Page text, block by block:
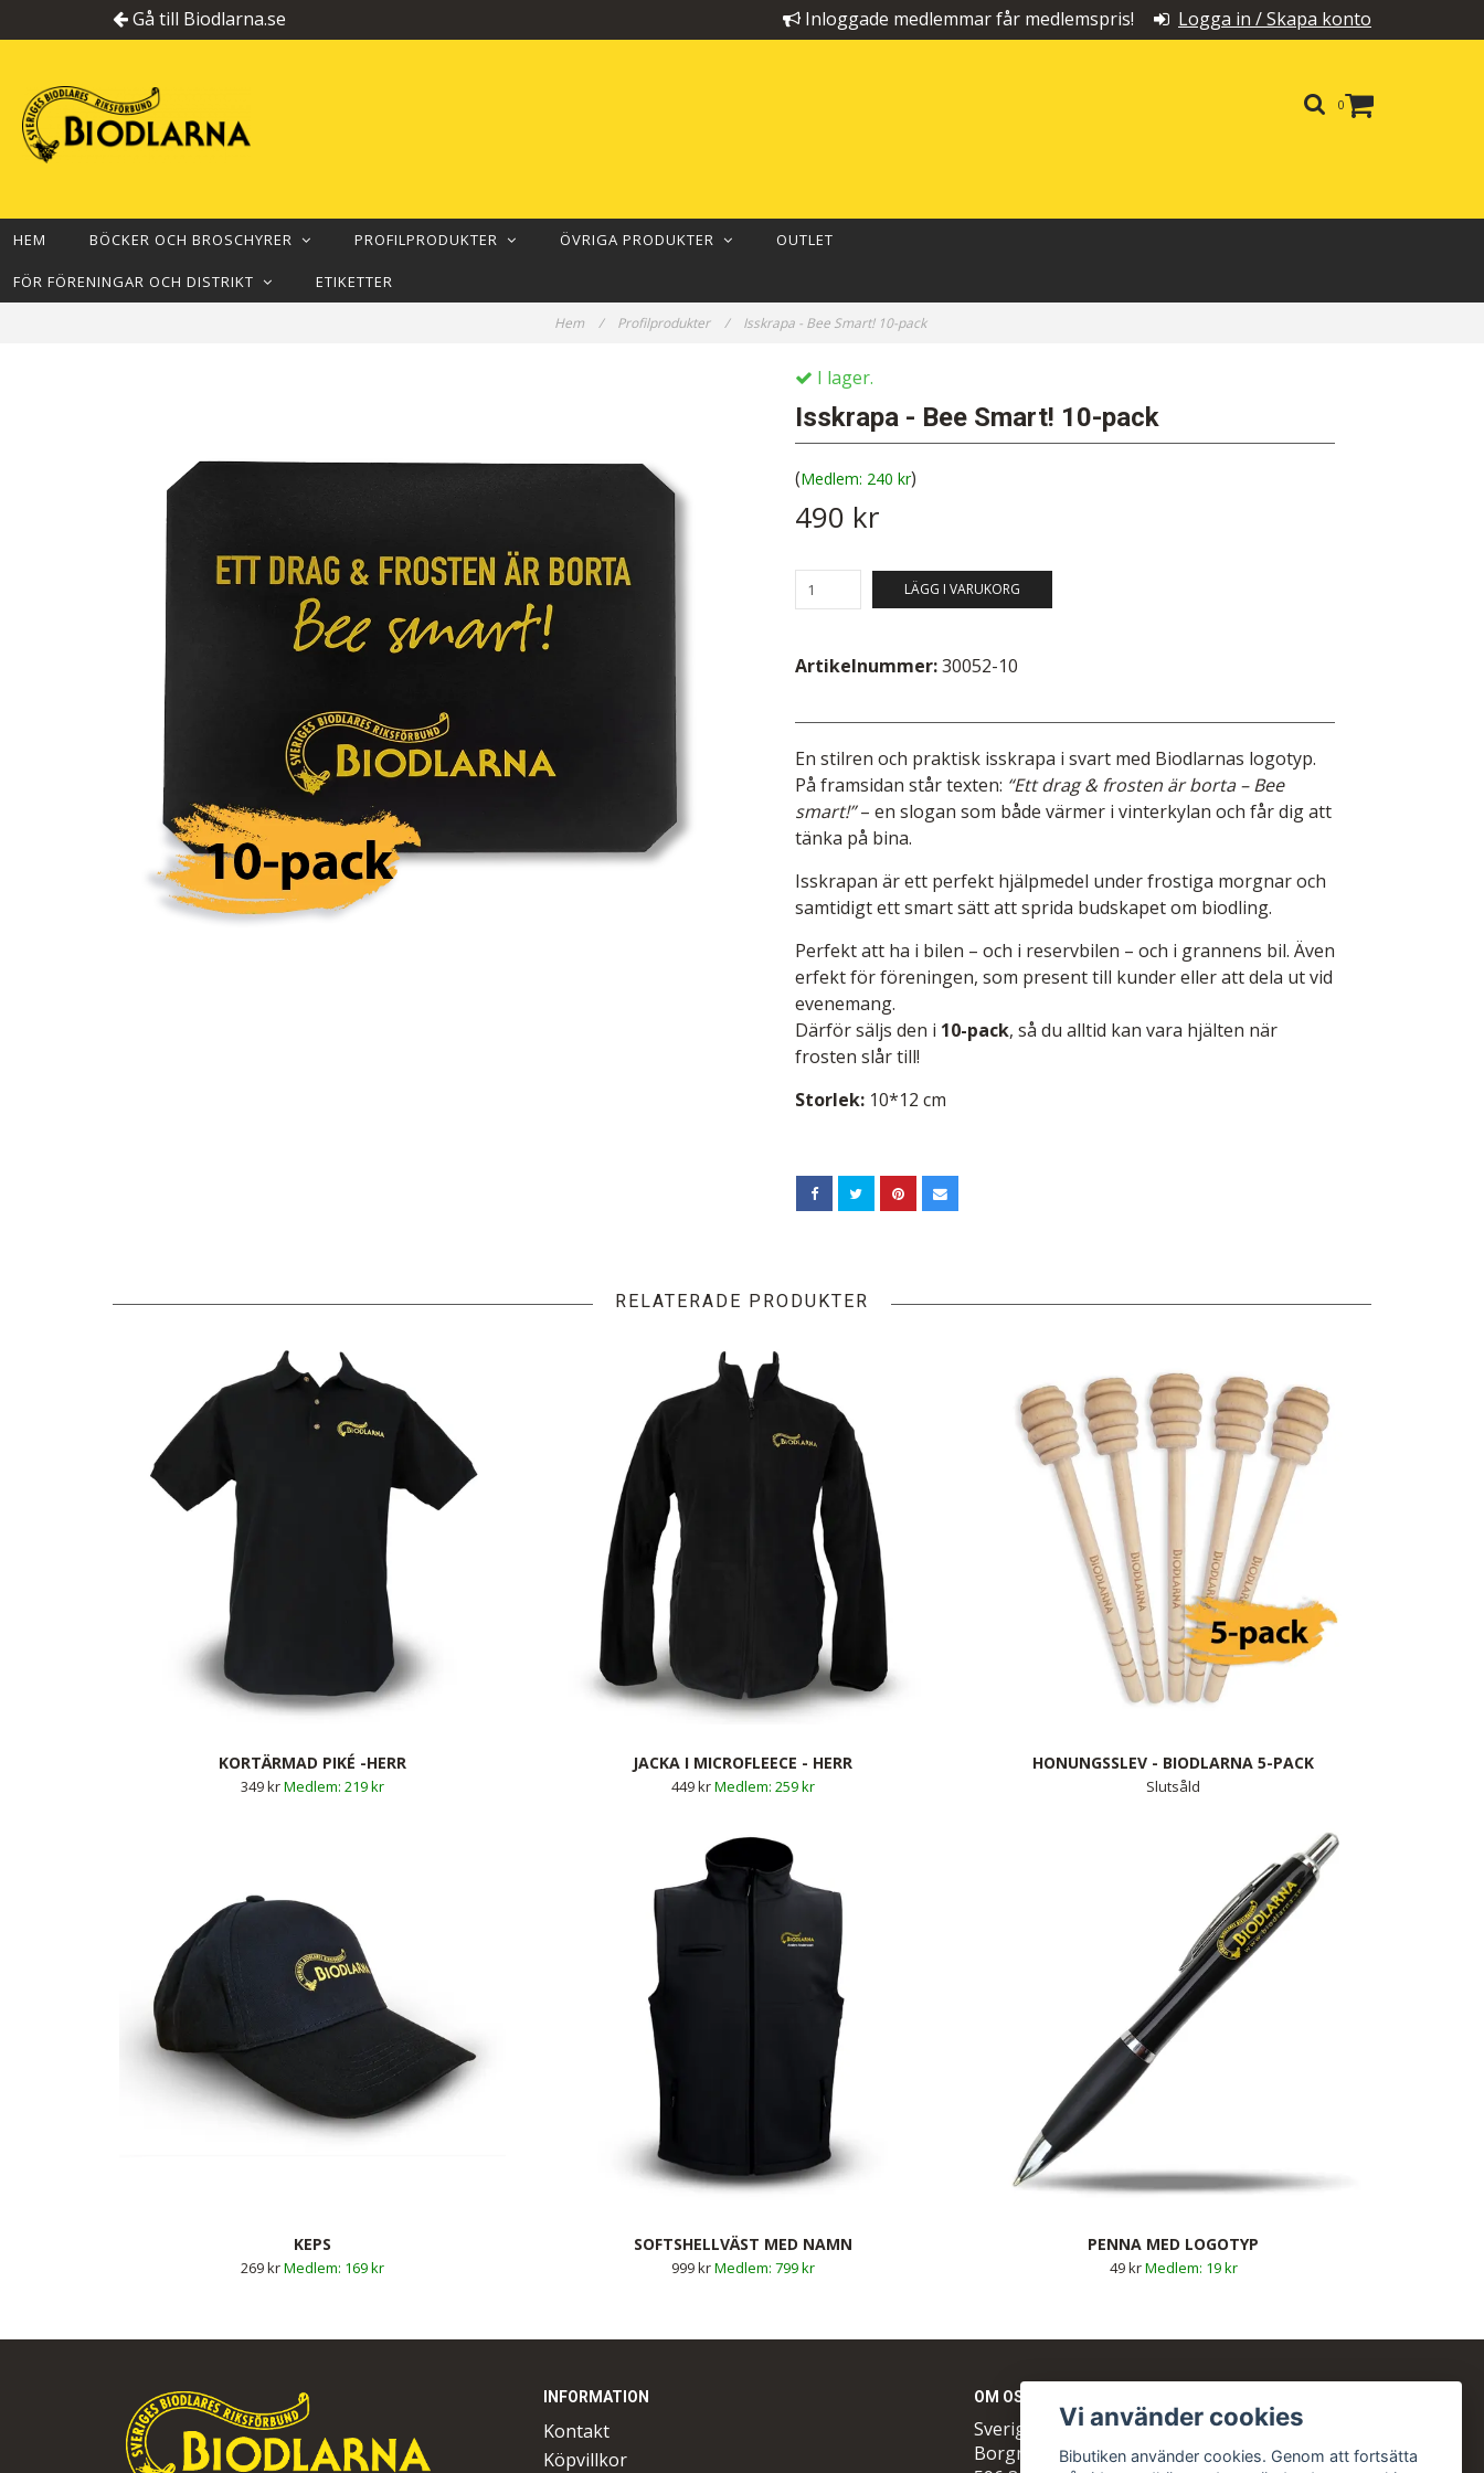
Gå till Biodlarna.se Inloggade medlemmar får medlemspris! Logga in / Skapa konto
0
HEM BÖCKER OCH BROSCHYRER PROFILPRODUKTER ÖVRIGA PRODUKTER OUTLET
FÖR FÖRENINGAR OCH DISTRIKT ETIKETTER
Hem / Profilprodukter / Isskrapa - Bee Smart! 10-pack
I lager.
Isskrapa - Bee Smart! 10-pack
( 240 kr)
490 kr
LÄGG I VARUKORG
Artikelnummer:30052-10
En stilren och praktisk isskrapa i svart med Biodlarnas logotyp.
På framsidan står texten: “Ett drag & frosten är borta – Bee
smart!”– en slogan som både värmer i vinterkylan och får dig att
tänka på bina.
Isskrapan är ett perfekt hjälpmedel under frostiga morgnar och
samtidigt ett smart sätt att sprida budskapet om biodling.
Perfekt att ha i bilen – och i reservbilen – och i grannens bil. Även
erfekt för föreningen, som present till kunder eller att dela ut vid
evenemang.
Därför säljs den i 10-pack, så du alltid kan vara hjälten när
frosten slår till!
Storlek: 10*12 cm
RELATERADE PRODUKTER
KORTÄRMAD PIKÉ -HERR
349 kr 219 kr
JACKA I MICROFLEECE - HERR
449 kr 259 kr
HONUNGSSLEV - BIODLARNA 5-PACK
Slutsåld
KEPS
269 kr 169 kr
SOFTSHELLVÄST MED NAMN
999 kr 799 kr
PENNA MED LOGOTYP
49 kr 19 kr
INFORMATION
Kontakt
Köpvillkor
OM OSS
Sveriges Biodlares Riksförbund
Borgmästaregatan 26
Vi använder cookies
Bibutiken använder cookies. Genom att fortsätta